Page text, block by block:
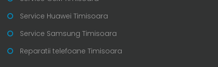
Service Huawei Timisoara
Service Samsung Timisoara
Reparatii telefoane Timisoara